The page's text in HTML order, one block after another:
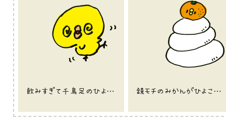
飲みすぎて千鳥足のひよこのイラスト 鏡モチのみかんがひよこになったやつのイラスト